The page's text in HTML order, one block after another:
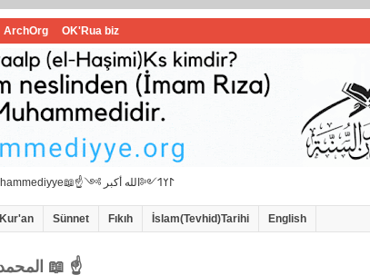
ArchOrg OK'Rua biz
☝📖İbrahimi ﷺ Muhammedi ﷺ Hanif İslam📖☝﷽𐰃𐰠𐰯☝📖المحمدية☝Muhammediyye📖☝𐰃𐰠𐰯༺الله أكبر ༻
Kur'an Sünnet Fıkıh İslam(Tevhid)Tarihi English
☝المحمدية☝الاامام سيد محمد هاشمي الموسوي 📖 ☝